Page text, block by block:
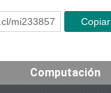
mi233857 Copiar
Computación